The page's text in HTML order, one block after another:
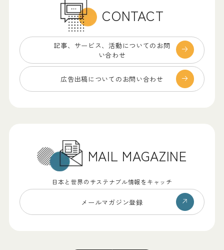
CONTACT
記事、サービス、 活動についてのお問
い合わせ
広告出稿についての お問い合わせ
MAIL MAGAZINE
日本と世界のサステナブル情報をキャッチ
メールマガジン登録